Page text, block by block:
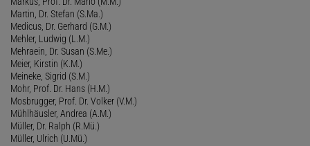
Martin, Dr. Stefan (S.Ma.)
Medicus, Dr. Gerhard (G.M.)
Mehler, Ludwig (L.M.)
Mehraein, Dr. Susan (S.Me.)
Meier, Kirstin (K.M.)
Meineke, Sigrid (S.M.)
Mohr, Prof. Dr. Hans (H.M.)
Mosbrugger, Prof. Dr. Volker (V.M.)
Mühlhäusler, Andrea (A.M.)
Müller, Dr. Ralph (R.Mü.)
Müller, Ulrich (U.Mü.)